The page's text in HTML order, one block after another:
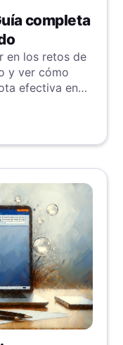
completa
en los retos de
y ver cómo
efectiva en